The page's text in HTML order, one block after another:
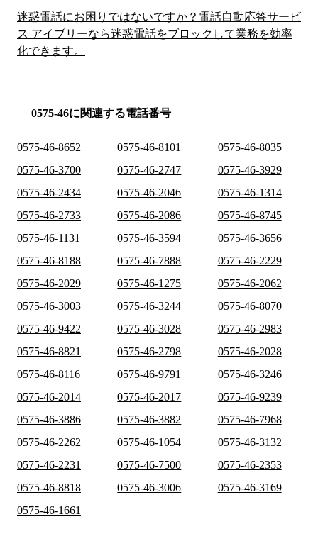
迷惑電話にお困りではないですか？電話自動応答サービ
ス アイブリーなら迷惑電話をブロックして業務を効率
化できます。
0575-46に関連する電話番号
0575-46-8652 0575-46-8101
0575-46-8035
0575-46-3700
0575-46-2747
0575-46-3929
0575-46-2434
0575-46-2046
0575-46-1314
0575-46-2733
0575-46-2086
0575-46-8745
0575-46-1131
0575-46-3594
0575-46-3656
0575-46-8188
0575-46-7888
0575-46-2229
0575-46-2029
0575-46-1275
0575-46-2062
0575-46-3003
0575-46-3244
0575-46-8070
0575-46-9422
0575-46-3028
0575-46-2983
0575-46-8821
0575-46-2798
0575-46-2028
0575-46-8116
0575-46-9791
0575-46-3246
0575-46-2014
0575-46-2017
0575-46-9239
0575-46-3886
0575-46-3882
0575-46-7968
0575-46-2262
0575-46-1054
0575-46-3132
0575-46-2231
0575-46-7500
0575-46-2353
0575-46-8818
0575-46-3006
0575-46-3169
0575-46-1661